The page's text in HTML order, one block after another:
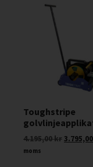
Toughstripe
4.195,00kr3.795,00
moms